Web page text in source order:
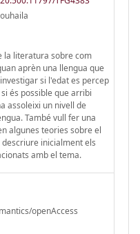
la literatura sobre com
aprèn una llengua que
si l'edat es percep
és possible que arribi
assoleixi un nivell de
També vull fer una
algunes teories sobre el
inicialment els
amb el tema.
openAccess